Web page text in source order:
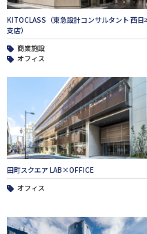
KITOCLASS（東急設計コンサルタント 西日
支店）
商業施設
オフィス
田町スクエア LAB×OFFICE
オフィス